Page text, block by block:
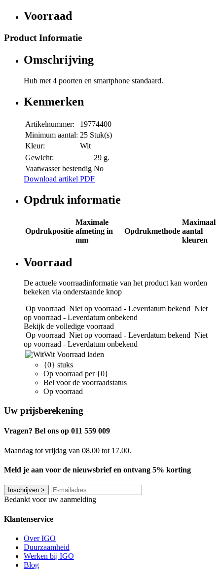
Voorraad
Product Informatie
Omschrijving
Hub met 4 poorten en smartphone standaard.
Kenmerken
Artikelnummer:
19774400
Minimum aantal: 25 Stuk(s)
Kleur:
Wit
Gewicht:
29 g.
Vaatwasser bestendig No
Download artikel PDF
Opdruk informatie
Opdrukpositie
Maximale
afmeting in
mm
Opdrukmethode
Maximaal
aantal
kleuren
Voorraad
De actuele voorraadinformatie van het product kan worden
bekeken via onderstaande knop
Op voorraad Niet op voorraad - Leverdatum bekend Niet
op voorraad - Leverdatum onbekend
Bekijk de volledige voorraad
Op voorraad Niet op voorraad - Leverdatum bekend Niet
op voorraad - Leverdatum onbekend
Wit Voorraad laden
{0} stuks
Op voorraad per {0}
Bel voor de voorraadstatus
Op voorraad
Uw prijsberekening
Vragen? Bel ons op 011 559 009
Maandag tot vrijdag van 08.00 tot 17.00.
Meld je aan voor de nieuwsbrief en ontvang 5% korting
Inschrijven >
Bedankt voor uw aanmelding
Klantenservice
Over IGO
Duurzaamheid
Werken bij IGO
Blog